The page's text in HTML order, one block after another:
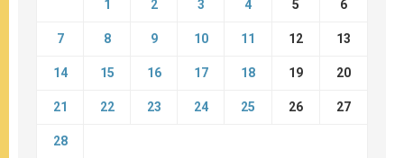
1 2 3 4 5 6
7 8 9 10 11 12 13
14 15 16 17 18 19 20
21 22 23 24 25 26 27
28